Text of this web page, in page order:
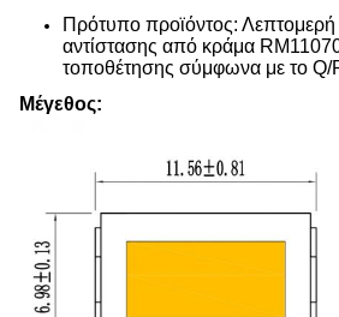
Πρότυπο προϊόντος:
αντίστασης από κράμα
τοποθέτησης σύμφωνα με το
Μέγεθος: